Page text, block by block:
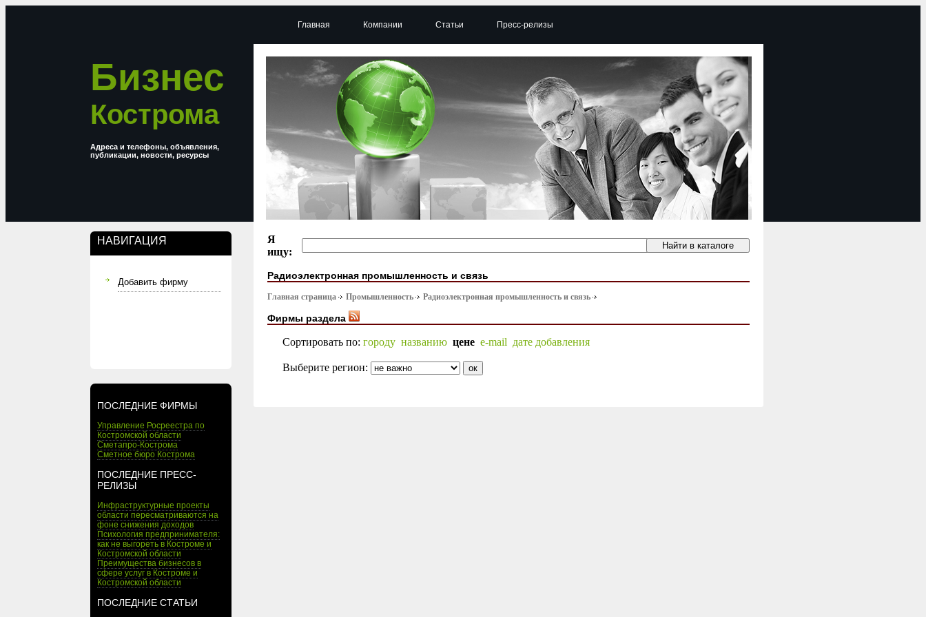
Бизнес
Кострома
Адреса и телефоны, объявления,
публикации, новости, ресурсы
НАВИГАЦИЯ
Добавить фирму
ПОСЛЕДНИЕ ФИРМЫ
Управление Росреестра по
Костромской области
Сметапро-Кострома
Сметное бюро Кострома
ПОСЛЕДНИЕ ПРЕСС-
РЕЛИЗЫ
Инфраструктурные проекты
области пересматриваются на
фоне снижения доходов
Психология предпринимателя:
как не выгореть в Костроме и
Костромской области
Преимущества бизнесов в
сфере услуг в Костроме и
Костромской области
ПОСЛЕДНИЕ СТАТЬИ
Главная Компании Статьи Пресс-релизы
Я
ищу:
Радиоэлектронная промышленность и связь
Главная страница Промышленность Радиоэлектронная промышленность и связь
Фирмы раздела
Сортировать по: городу названию цене e-mail дате добавления
Выберите регион: